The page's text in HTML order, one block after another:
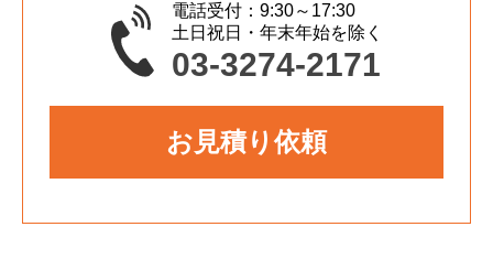
電話受付：9:30～17:30
土日祝日・年末年始を除く
03-3274-2171
お見積り依頼